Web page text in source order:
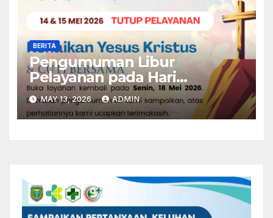
BERITA
Pengumuman Libur
Pelayanan pada Hari
Kenaikan Yesus Kristus
MAY 13, 2026 ADMIN